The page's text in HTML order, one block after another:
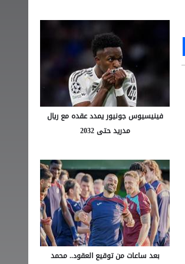
فينيسيوس جونيور يمدد عقده مع ريال
مدريد حتى 2032
بعد ساعات من توقيع العقود.. محمد